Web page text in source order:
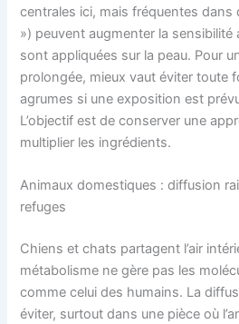
centrales ici, mais fréquentes dans
») peuvent augmenter la sensibilité
sont appliquées sur la peau. Pour
prolongée, mieux vaut éviter toute
agrumes si une exposition est
L’objectif est de conserver une
multiplier les ingrédients.
Animaux domestiques : diffusion
refuges
Chiens et chats partagent l’air
métabolisme ne gère pas les
comme celui des humains. La
éviter, surtout dans une pièce où